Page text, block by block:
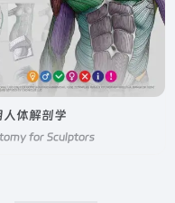
人体解剖学
for Sculptors